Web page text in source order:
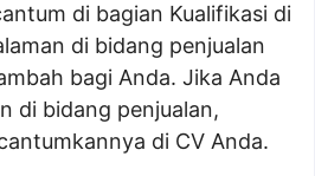
di bagian Kualifikasi di
di bidang penjualan
bagi Anda. Jika Anda
di bidang penjualan,
di CV Anda.